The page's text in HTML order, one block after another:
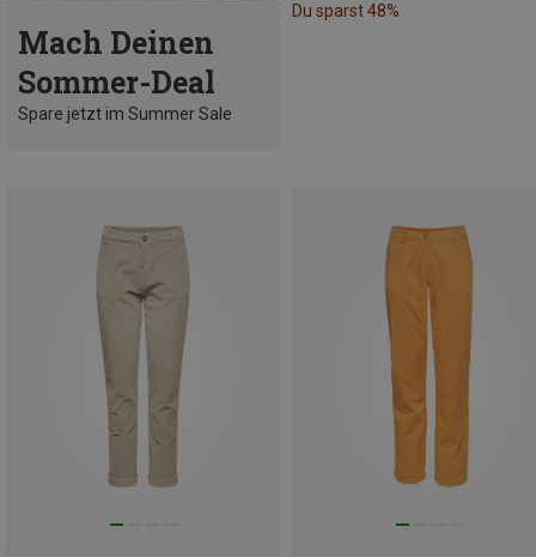
Mach Deinen
Sommer-Deal
Spare jetzt im Summer Sale
Du sparst 48%